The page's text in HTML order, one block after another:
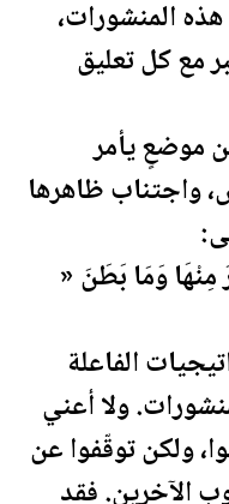
المنشورات،
مع كل تعليق
موضعٍ يأمر
واجتناب ظاهرها
مِنْهَا وَمَا بَطَنَ «
الفاعلة
ولا أعني
ولكن توقّفوا عن